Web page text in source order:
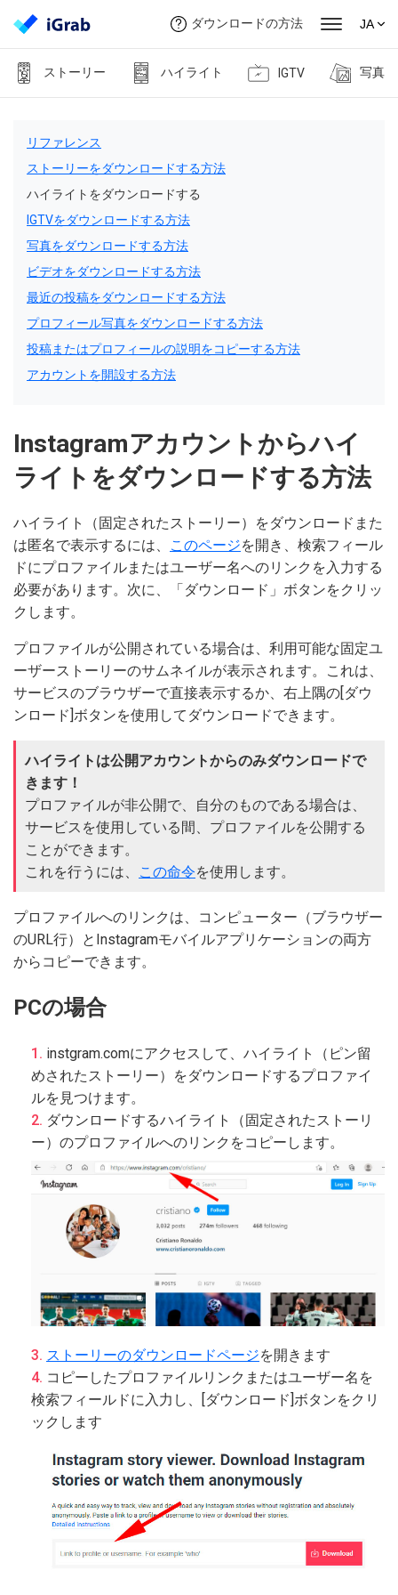
ダウンロードの方法 JA
ストーリー ハイライト IGTV 写真
リファレンス
ストーリーをダウンロードする方法
ハイライトをダウンロードする
IGTVをダウンロードする方法
写真をダウンロードする方法
ビデオをダウンロードする方法
最近の投稿をダウンロードする方法
プロフィール写真をダウンロードする方法
投稿またはプロフィールの説明をコピーする方法
アカウントを開設する方法
Instagramアカウントからハイ
ライトをダウンロードする方法
ハイライト（固定されたストーリー）をダウンロードまた
は匿名で表示するには、
このページを開き、検索フィール
ドにプロファイルまたはユーザー名へのリンクを入力する
必要があります。次に、「ダウンロード」ボタンをクリッ
クします。
プロファイルが公開されている場合は、利用可能な固定ユ
ーザーストーリーのサムネイルが表示されます。これは、
サービスのブラウザーで直接表示するか、右上隅の[ダウ
ンロード]ボタンを使用してダウンロードできます。
ハイライトは公開アカウントからのみダウンロードで
きます！
プロファイルが非公開で、自分のものである場合は、
サービスを使用している間、プロファイルを公開する
ことができます。
これを行うには、
この命令を使用します。
プロファイルへのリンクは、コンピューター（ブラウザー
のURL行）とInstagramモバイルアプリケーションの両方
からコピーできます。
PCの場合
instgram.comにアクセスして、ハイライト（ピン留
めされたストーリー）をダウンロードするプロファイ
ルを見つけます。
ダウンロードするハイライト（固定されたストーリ
ー）のプロファイルへのリンクをコピーします。
ストーリーのダウンロードページを開きます
コピーしたプロファイルリンクまたはユーザー名を
検索フィールドに入力し、[ダウンロード]ボタンをクリ
ックします